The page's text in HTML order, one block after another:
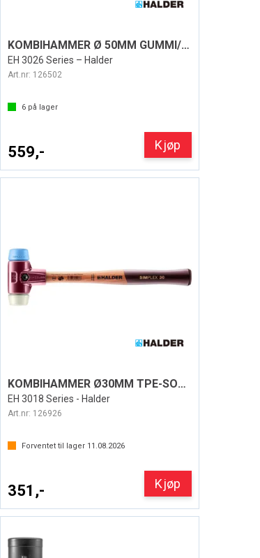
KOMBIHAMMER Ø 50MM GUMMI/PLAST SIMPLEX
EH 3026 Series – Halder
Art.nr: 126502
6 på lager
559,- Kjøp
KOMBIHAMMER Ø30MM TPE-SOFT/NYLON SIMPLEX
EH 3018 Series - Halder
Art.nr: 126926
Forventet til lager 11.08.2026
351,- Kjøp